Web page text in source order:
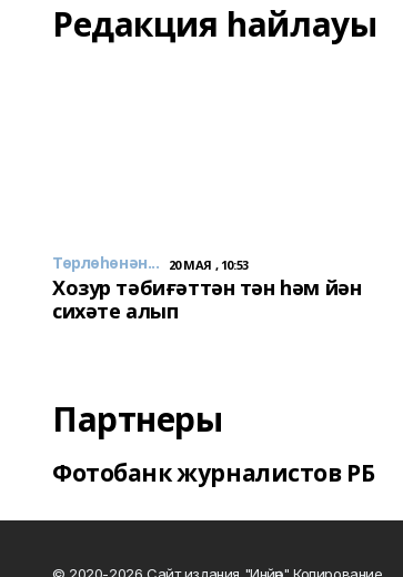
Редакция һайлауы
Төрлөһөнән... 20 МАЯ , 10:53
Хозур тәбиғәттән тән һәм йән
сихәте алып
Партнеры
Фотобанк журналистов РБ